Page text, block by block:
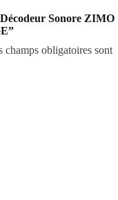
Sonore ZIMO
champs obligatoires sont